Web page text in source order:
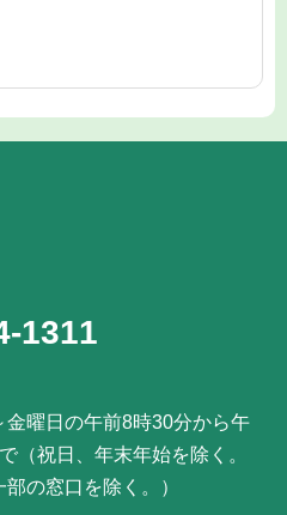
1311
金曜日の午前8時30分から午
（祝日、年末年始を除く。
部の窓口を除く。）